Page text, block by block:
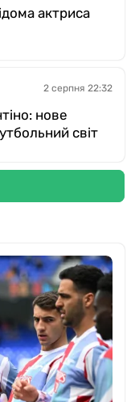
актриса
2 серпня 22:32
нове
світ